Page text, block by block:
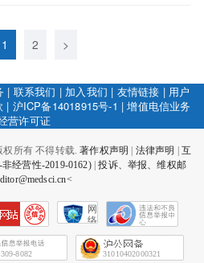
1 2 >
| 联系我们 | 加入我们 | 友情链接 | 用户
| 沪ICP备14018915号-1 |增值电信业务
营许可证
权所有 不得转载.著作权声明 法律声明
互
经营性-2019-0162)|投诉、举报、维权邮
网
络
会
征
8082 31010402000321